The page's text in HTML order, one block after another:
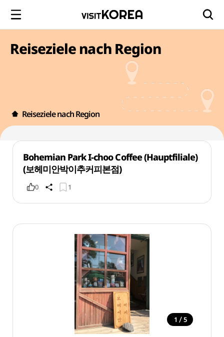
Reiseziele nach Region
Reiseziele nach Region
Bohemian Park I-choo Coffee (Hauptfiliale)
(보헤미안박이추커피본점)
0 1
1 / 5